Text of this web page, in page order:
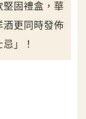
固禮盒，華
更同時發佈
」！